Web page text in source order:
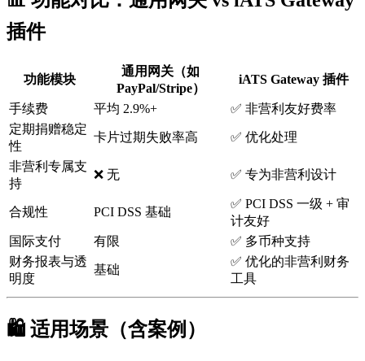
插件
功能模块
通用网关（如
PayPal/Stripe）
iATS Gateway 插件
手续费 平均 2.9%+
✅ 非营利友好费率
定期捐赠稳定
性
卡片过期失败率高 ✅ 优化处理
非营利专属支
持
❌ 无 ✅ 专为非营利设计
合规性 PCI DSS 基础
✅ PCI DSS 一级 + 审
计友好
国际支付
有限
✅ 多币种支持
财务报表与透
明度
基础
✅ 优化的非营利财务
工具
🛍️ 适用场景（含案例）